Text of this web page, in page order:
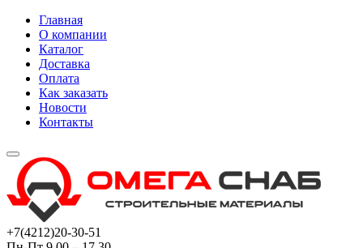
Главная
О компании
Каталог
Доставка
Оплата
Как заказать
Новости
Контакты
+7(4212)20-30-51